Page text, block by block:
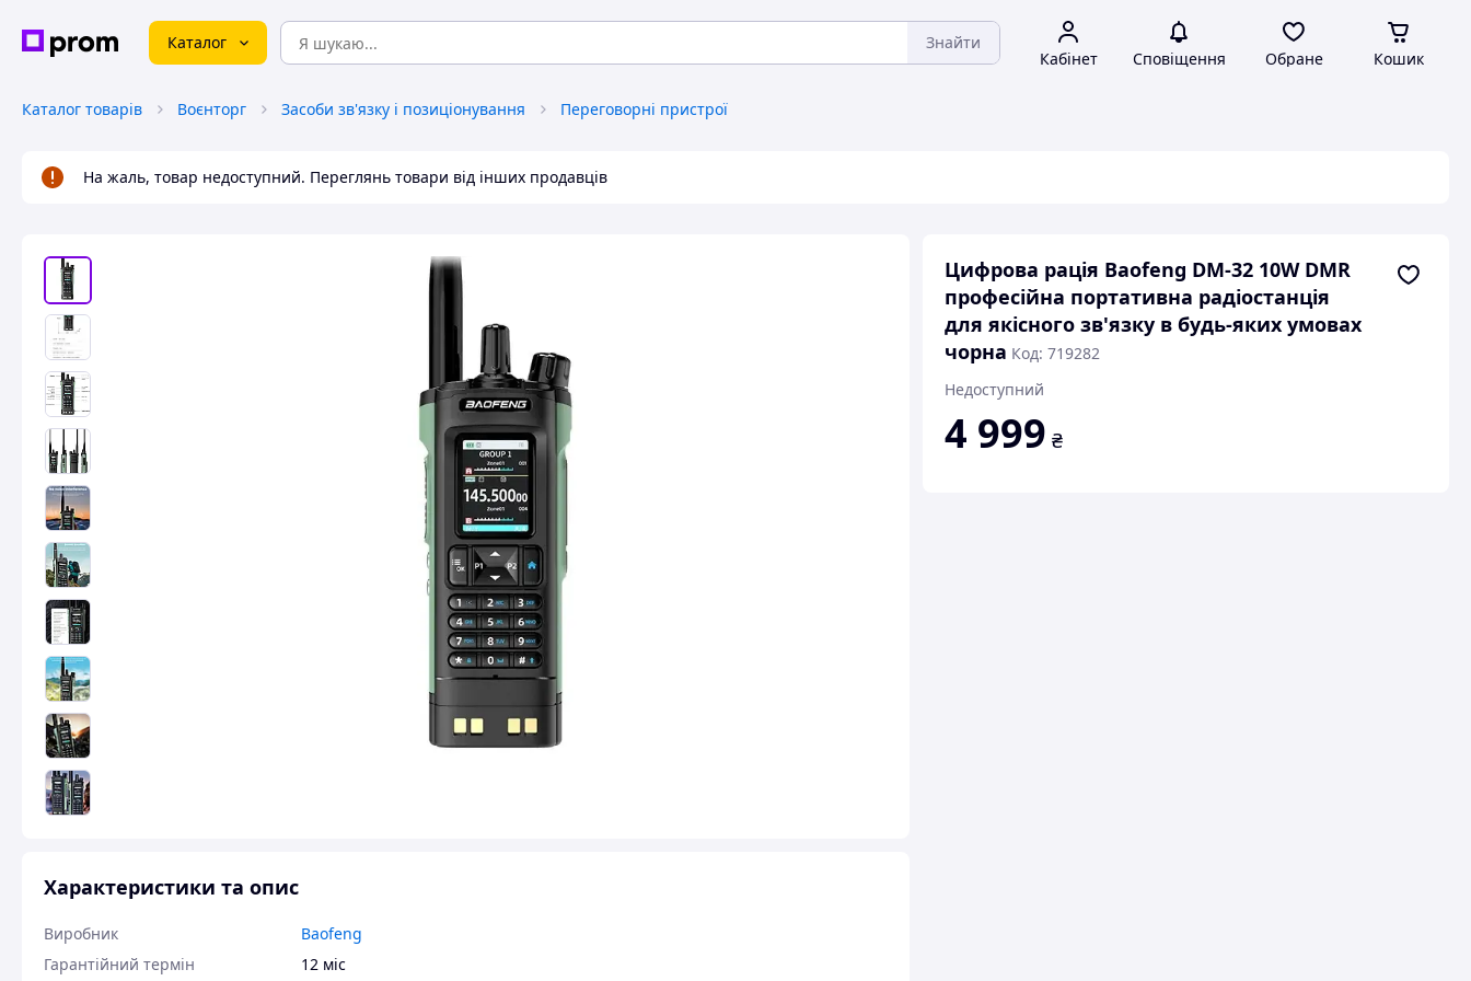
Каталог Знайти
Кабінет Сповіщення Обране Кошик
Каталог товарів Воєнторг Засоби зв'язку і позиціонування Переговорні пристрої
На жаль, товар недоступний. Переглянь товари від інших продавців
Цифрова рація Baofeng DM-32 10W DMR
професійна портативна радіостанція
для якісного зв'язку в будь-яких умовах
чорна Код: 719282
Недоступний
4 999 ₴
Характеристики та опис
Виробник
Baofeng
Гарантійний термін
12 міс